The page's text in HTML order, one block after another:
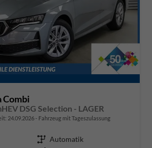
Combi
DSG Selection - LAGER
24.09.2026 Fahrzeug mit Tageszulassung
Getriebe Automatik